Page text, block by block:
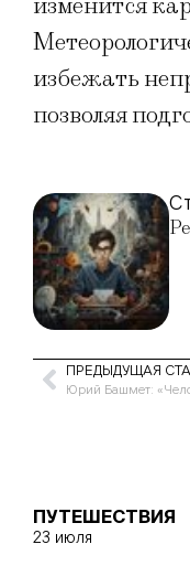
изменится
избежать
позволяя
ПРЕДЫДУЩАЯ
ПУТЕШЕСТВИЯ
23 июля